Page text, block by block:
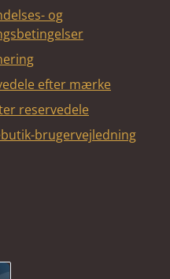
og
efter mærke
reservedele
brugervejledning